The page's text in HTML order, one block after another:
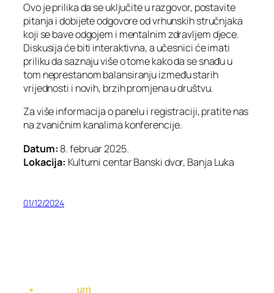
Ovo je prilika da se uključite u razgovor, postavite
pitanja i dobijete odgovore od vrhunskih stručnjaka
koji se bave odgojem i mentalnim zdravljem djece.
Diskusija će biti interaktivna, a učesnici će imati
priliku da saznaju više o tome kako da se snađu u
tom neprestanom balansiranju između starih
vrijednosti i novih, brzih promjena u društvu.
Za više informacija o panelu i registraciji, pratite nas
na zvaničnim kanalima konferencije.
Datum: 8. februar 2025.
Lokacija: Kulturni centar Banski dvor, Banja Luka
01/12/2024